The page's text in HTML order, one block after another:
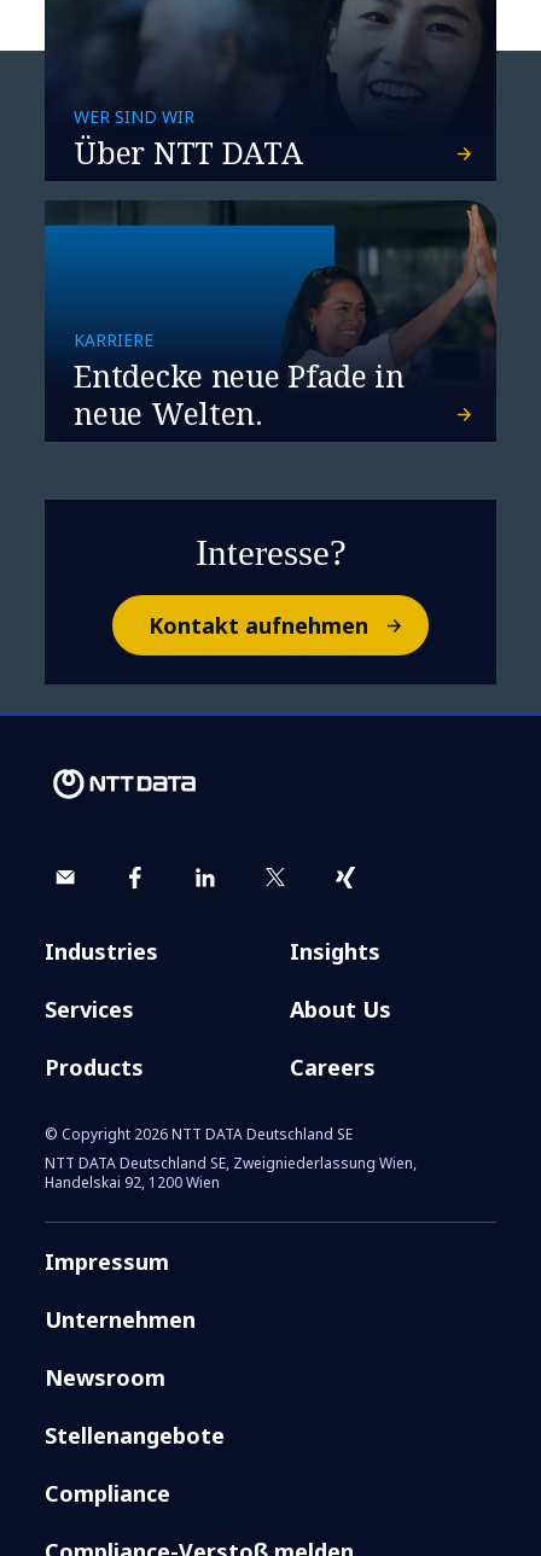
​​KI im Gesundheitswesen:
fehlende Schlüssel ist​
WER SIND WIR
Über NTT DATA
KARRIERE
Entdecke neue Pfade in
neue Welten.
Interesse?
Kontakt aufnehmen
Industries
Services
Products
Insights
About Us
Careers
© Copyright 2026 NTT DATA Deutschland SE
NTT DATA Deutschland SE, Zweigniederlassung Wien,
Handelskai 92, 1200 Wien
Impressum
Unternehmen
Newsroom
Stellenangebote
Compliance